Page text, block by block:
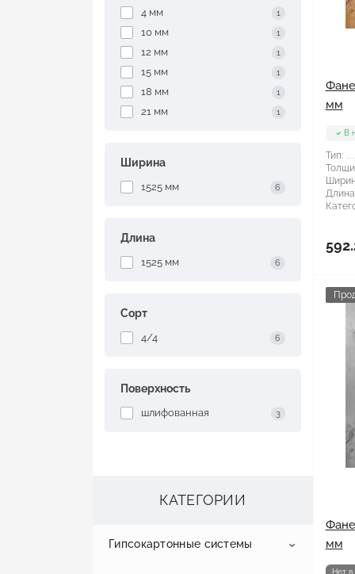
4 мм 1
10 мм 1
12 мм 1
15 мм 1
18 мм 1
21 мм 1
Ширина
1525 мм 6
Длина
1525 мм 6
Сорт
4/4 6
Поверхность
шлифованная 3
КАТЕГОРИИ
Гипсокартонные системы
мм
В
Тип:
мм